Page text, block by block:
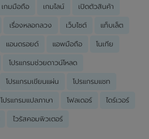
เกมมือถือ เกมไลน์ เปิดตัวสินค้า
เรื่องหลอกลวง เว็บไซต์ แท็บเล็ต
แอนดรอยด์ แอพมือถือ โนเกีย
โปรแกรมช่วยดาวน์โหลด
โปรแกรมเขียนแผ่น โปรแกรมแชท
โปรแกรมแปลภาษา โฟลเดอร์ ไดร์เวอร์
ไวรัสคอมพิวเตอร์